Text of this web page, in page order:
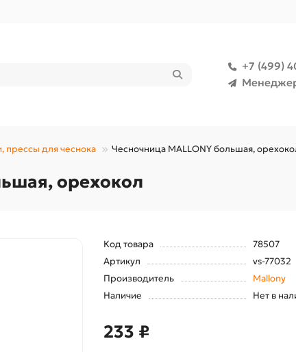
+7 (499)
прессы для чеснока Чесночница MALLONY большая,
орехокол
Код товара
78507
Артикул
vs-77032
Производитель
Mallony
Наличие
Нет в
233 ₽